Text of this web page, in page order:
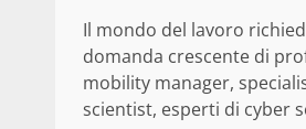
Il mondo del lavoro
domanda crescente di
mobility manager,
scientist, esperti di cyber